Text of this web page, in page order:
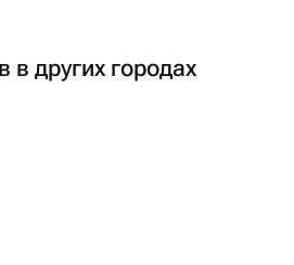
в других городах